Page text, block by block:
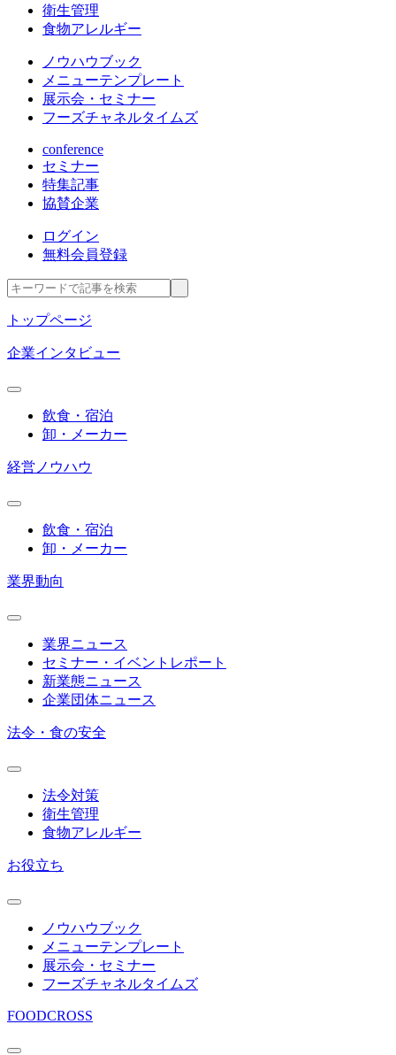
衛生管理
食物アレルギー
ノウハウブック
メニューテンプレート
展示会・セミナー
フーズチャネルタイムズ
conference
セミナー
特集記事
協賛企業
ログイン
無料会員登録
トップページ
企業インタビュー
飲食・宿泊
卸・メーカー
経営ノウハウ
飲食・宿泊
卸・メーカー
業界動向
業界ニュース
セミナー・イベントレポート
新業態ニュース
企業団体ニュース
法令・食の安全
法令対策
衛生管理
食物アレルギー
お役立ち
ノウハウブック
メニューテンプレート
展示会・セミナー
フーズチャネルタイムズ
FOODCROSS